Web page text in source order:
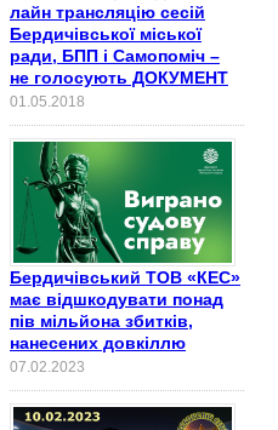
лайн трансляцію сесій
Бердичівської міської
ради, БПП і Самопоміч –
не голосують ДОКУМЕНТ
01.05.2018
Бердичівський ТОВ «КЕС»
має відшкодувати понад
пів мільйона збитків,
нанесених довкіллю
07.02.2023